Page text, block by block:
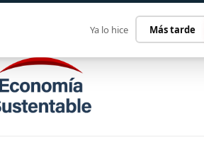
CONTACTO
Ya lo hice Más tarde